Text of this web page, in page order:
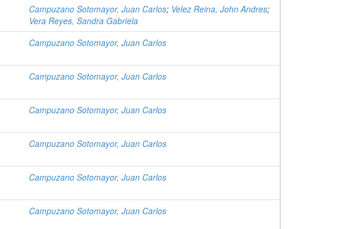
Campuzano Sotomayor, Juan Carlos; Velez Reina, John Andres;
Vera Reyes, Sandra Gabriela
Campuzano Sotomayor, Juan Carlos
Campuzano Sotomayor, Juan Carlos
Campuzano Sotomayor, Juan Carlos
Campuzano Sotomayor, Juan Carlos
Campuzano Sotomayor, Juan Carlos
Campuzano Sotomayor, Juan Carlos